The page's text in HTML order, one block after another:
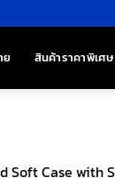
ย สินค้าราคาพิเศษ